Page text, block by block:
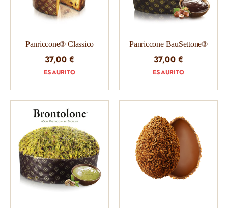
Panriccone® Classico
37,00€
ESAURITO
Panriccone BauSettone®
37,00€
ESAURITO